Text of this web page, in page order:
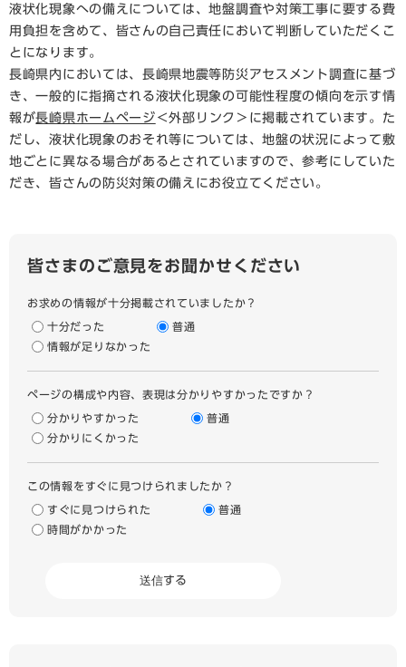
液状化現象への備えについては、地盤調査や対策工事に要する費
用負担を含めて、皆さんの自己責任において判断していただくこ
とになります。
長崎県内においては、長崎県地震等防災アセスメント調査に基づ
き、一般的に指摘される液状化現象の可能性程度の傾向を示す情
報が長崎県ホームページ ＜外部リンク＞ に掲載されています。た
だし、液状化現象のおそれ等については、地盤の状況によって敷
地ごとに異なる場合があるとされていますので、参考にしていた
だき、皆さんの防災対策の備えにお役立てください。
皆さまのご意見をお聞かせください
お求めの情報が十分掲載されていましたか？
十分だった
普通
情報が足りなかった
ページの構成や内容、表現は分かりやすかったですか？
分かりやすかった
普通
分かりにくかった
この情報をすぐに見つけられましたか？
すぐに見つけられた
普通
時間がかかった